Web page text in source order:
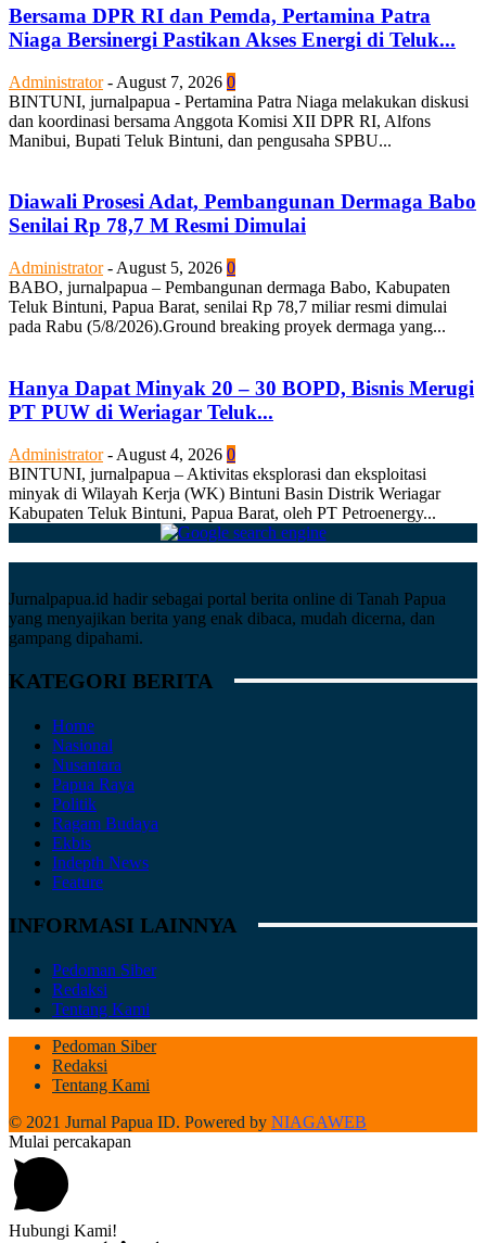
Bersama DPR RI dan Pemda, Pertamina Patra
Niaga Bersinergi Pastikan Akses Energi di Teluk...
Administrator - August 7, 2026 0
BINTUNI, jurnalpapua - Pertamina Patra Niaga melakukan diskusi
dan koordinasi bersama Anggota Komisi XII DPR RI, Alfons
Manibui, Bupati Teluk Bintuni, dan pengusaha SPBU...
Diawali Prosesi Adat, Pembangunan Dermaga Babo
Senilai Rp 78,7 M Resmi Dimulai
Administrator - August 5, 2026 0
BABO, jurnalpapua – Pembangunan dermaga Babo, Kabupaten
Teluk Bintuni, Papua Barat, senilai Rp 78,7 miliar resmi dimulai
pada Rabu (5/8/2026).Ground breaking proyek dermaga yang...
Hanya Dapat Minyak 20 – 30 BOPD, Bisnis Merugi
PT PUW di Weriagar Teluk...
Administrator - August 4, 2026 0
BINTUNI, jurnalpapua – Aktivitas eksplorasi dan eksploitasi
minyak di Wilayah Kerja (WK) Bintuni Basin Distrik Weriagar
Kabupaten Teluk Bintuni, Papua Barat, oleh PT Petroenergy...
Jurnalpapua.id hadir sebagai portal berita online di Tanah Papua
yang menyajikan berita yang enak dibaca, mudah dicerna, dan
gampang dipahami.
KATEGORI BERITA
Home
Nasional
Nusantara
Papua Raya
Politik
Ragam Budaya
Ekbis
Indepth News
Feature
INFORMASI LAINNYA
Pedoman Siber
Redaksi
Tentang Kami
Pedoman Siber
Redaksi
Tentang Kami
© 2021 Jurnal Papua ID. Powered by NIAGAWEB
Mulai percakapan
Hubungi Kami!